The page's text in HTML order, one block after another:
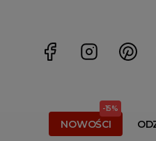
NOWOŚCI
-15%